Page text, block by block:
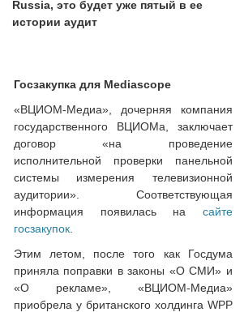
Russia, это будет уже пятый в ее
истории аудит
Госзакупка для Mediascope
«ВЦИОМ-Медиа», дочерняя компания
государственного ВЦИОМа, заключает
договор «на проведение
исполнительной проверки панельной
системы измерения телевизионной
аудитории». Соответствующая
информация появилась на сайте
госзакупок
Этим летом, после того как Госдума
приняла поправки в законы «О СМИ» и
«О рекламе», «ВЦИОМ-Медиа»
приобрела у британского холдинга WPP